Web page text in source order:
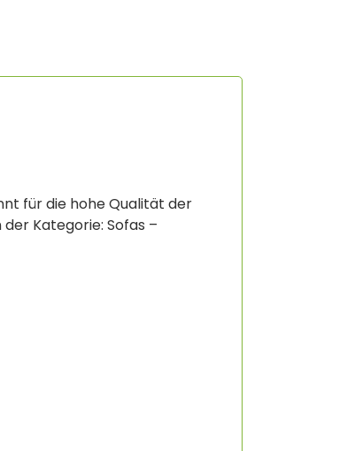
für die hohe Qualität der
der Kategorie: Sofas –